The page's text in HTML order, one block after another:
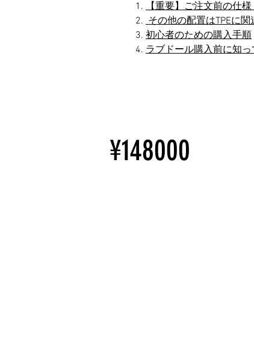
【重要】ご注文前の仕
その他の配置はTPEに
初心者のための購入手順
ラブドール購入前に知
¥148000